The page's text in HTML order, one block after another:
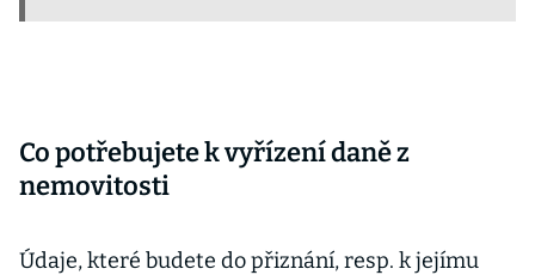
Co potřebujete k vyřízení daně z
nemovitosti
Údaje, které budete do přiznání, resp. k jejímu